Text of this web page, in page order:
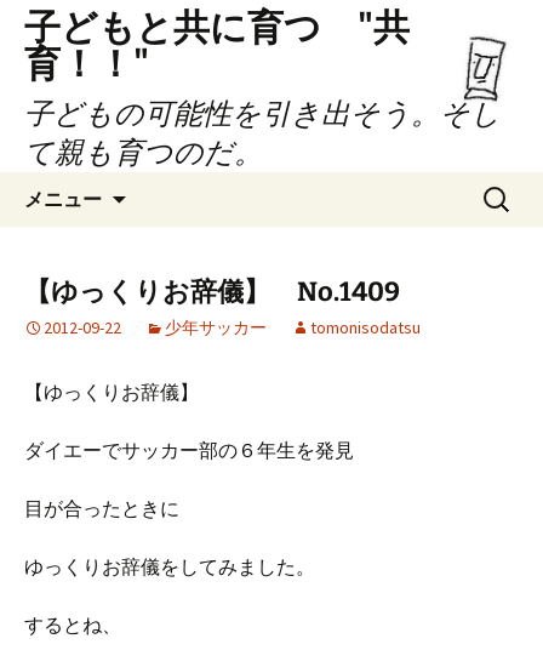
子どもと共に育つ "共
育！！"
子どもの可能性を引き出そう。そし
て親も育つのだ。
メニュー
ツ
キ
プ
検
索:
【ゆっくりお辞儀】 No.1409
2012-09-22 少年サッカー tomonisodatsu
【ゆっくりお辞儀】
ダイエーでサッカー部の６年生を発見
目が合ったときに
ゆっくりお辞儀をしてみました。
するとね、